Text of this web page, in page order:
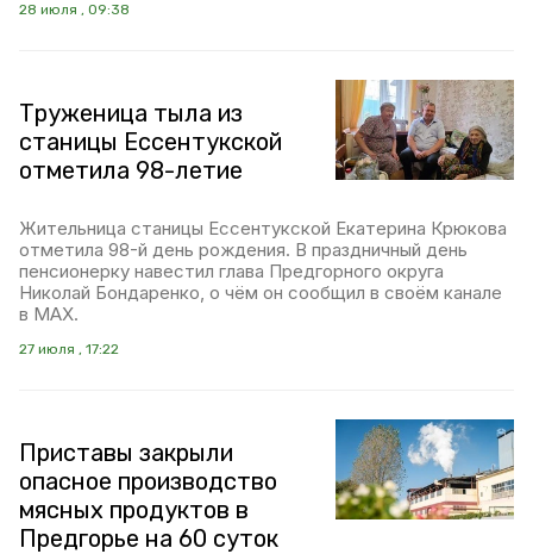
28 июля , 09:38
Труженица тыла из
станицы Ессентукской
отметила 98-летие
Жительница станицы Ессентукской Екатерина Крюкова
отметила 98-й день рождения. В праздничный день
пенсионерку навестил глава Предгорного округа
Николай Бондаренко, о чём он сообщил в своём канале
в МАХ.
27 июля , 17:22
Приставы закрыли
опасное производство
мясных продуктов в
Предгорье на 60 суток